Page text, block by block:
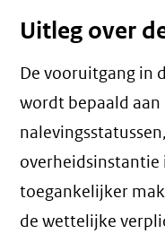
Uitleg over
De vooruitgang in
wordt bepaald aan
overheidsinstantie
toegankelijker
de wettelijke